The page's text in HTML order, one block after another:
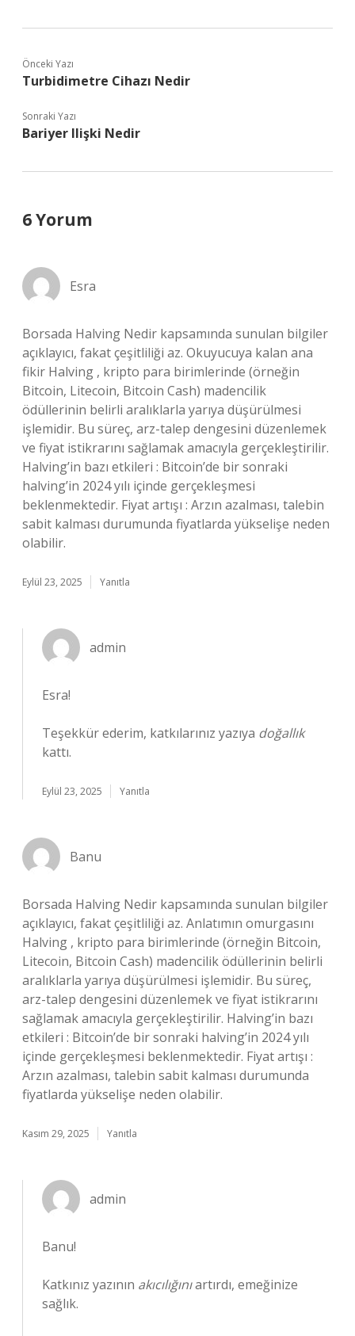
Önceki Yazı
Turbidimetre Cihazı Nedir
Sonraki Yazı
Bariyer Ilişki Nedir
6 Yorum
Esra
Borsada Halving Nedir kapsamında sunulan bilgiler
açıklayıcı, fakat çeşitliliği az. Okuyucuya kalan ana
fikir Halving , kripto para birimlerinde (örneğin
Bitcoin, Litecoin, Bitcoin Cash) madencilik
ödüllerinin belirli aralıklarla yarıya düşürülmesi
işlemidir. Bu süreç, arz-talep dengesini düzenlemek
ve fiyat istikrarını sağlamak amacıyla gerçekleştirilir.
Halving’in bazı etkileri : Bitcoin’de bir sonraki
halving’in 2024 yılı içinde gerçekleşmesi
beklenmektedir. Fiyat artışı : Arzın azalması, talebin
sabit kalması durumunda fiyatlarda yükselişe neden
olabilir.
Eylül 23, 2025 Yanıtla
admin
Esra!
Teşekkür ederim, katkılarınız yazıya doğallık
kattı.
Eylül 23, 2025 Yanıtla
Banu
Borsada Halving Nedir kapsamında sunulan bilgiler
açıklayıcı, fakat çeşitliliği az. Anlatımın omurgasını
Halving , kripto para birimlerinde (örneğin Bitcoin,
Litecoin, Bitcoin Cash) madencilik ödüllerinin belirli
aralıklarla yarıya düşürülmesi işlemidir. Bu süreç,
arz-talep dengesini düzenlemek ve fiyat istikrarını
sağlamak amacıyla gerçekleştirilir. Halving’in bazı
etkileri : Bitcoin’de bir sonraki halving’in 2024 yılı
içinde gerçekleşmesi beklenmektedir. Fiyat artışı :
Arzın azalması, talebin sabit kalması durumunda
fiyatlarda yükselişe neden olabilir.
Kasım 29, 2025 Yanıtla
admin
Banu!
Katkınız yazının akıcılığınıartırdı, emeğinize
sağlık.